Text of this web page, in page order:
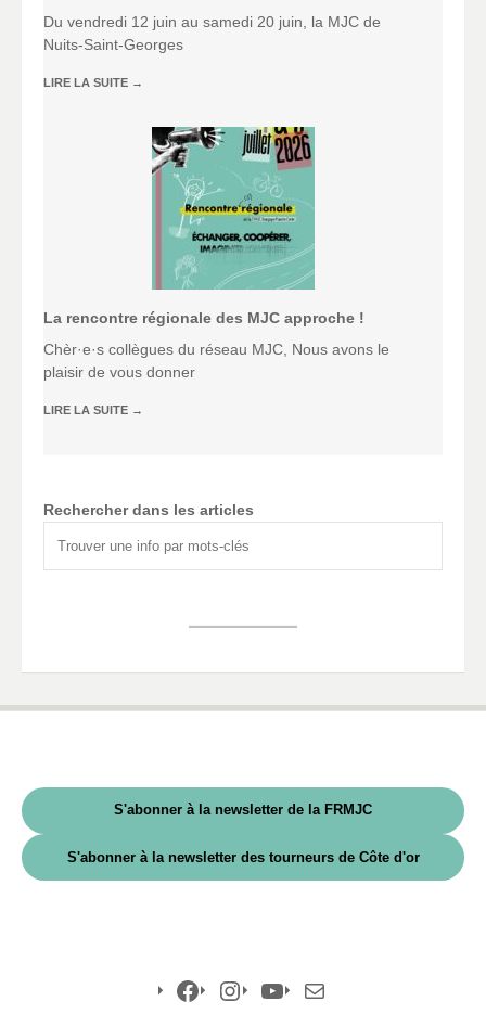
Du vendredi 12 juin au samedi 20 juin, la MJC de
Nuits-Saint-Georges
LIRE LA SUITE →
La rencontre régionale des MJC approche !
Chèr·e·s collègues du réseau MJC, Nous avons le
plaisir de vous donner
LIRE LA SUITE →
Rechercher dans les articles
S'abonner à la newsletter de la FRMJC
S'abonner à la newsletter des tourneurs de Côte d'or